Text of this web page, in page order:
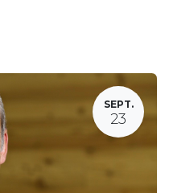
SEPT.
23